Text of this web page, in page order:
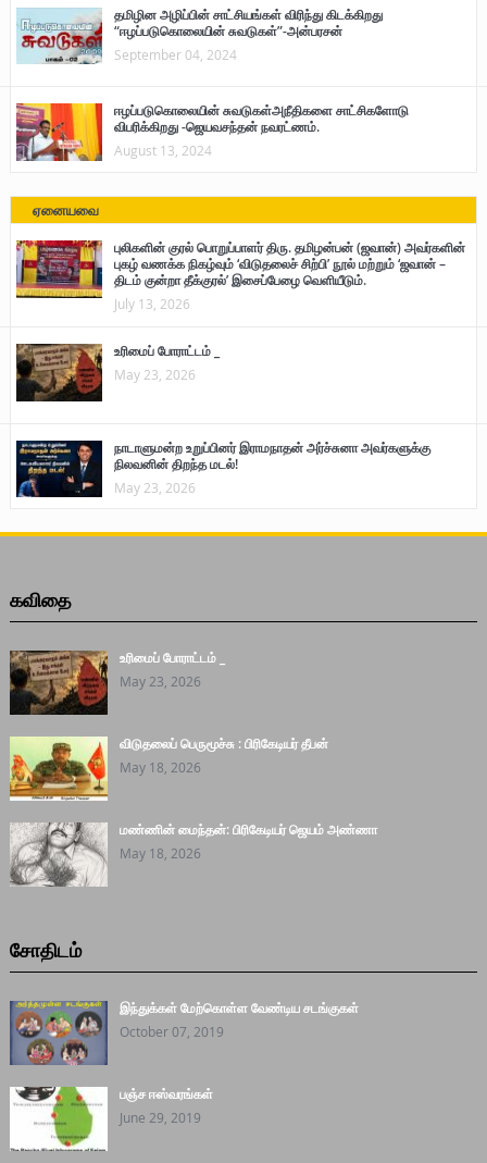
தமிழின அழிப்பின் சாட்சியங்கள் விரிந்து கிடக்கிறது
“ஈழப்படுகொலையின் சுவடுகள்”-அன்பரசன்
September 04, 2024
ஈழப்படுகொலையின் சுவடுகள்அநீதிகளை சாட்சிகளோடு
விபரிக்கிறது -ஜெயவசந்தன் நவரட்ணம்.
August 13, 2024
ஏனையவை
புலிகளின் குரல் பொறுப்பாளர் திரு. தமிழன்பன் (ஜவான்) அவர்களின்
புகழ் வணக்க நிகழ்வும் ‘விடுதலைச் சிற்பி’ நூல் மற்றும் ‘ஜவான் –
திடம் குன்றா தீக்குரல்’ இசைப்பேழை வெளியீடும்.
July 13, 2026
உரிமைப் போராட்டம் _
May 23, 2026
நாடாளுமன்ற உறுப்பினர் இராமநாதன் அர்ச்சுனா அவர்களுக்கு
நிலவனின் திறந்த மடல்!
May 23, 2026
கவிதை
உரிமைப் போராட்டம் _
May 23, 2026
விடுதலைப் பெருமூச்சு : பிரிகேடியர் தீபன்
May 18, 2026
மண்ணின் மைந்தன்: பிரிகேடியர் ஜெயம் அண்ணா
May 18, 2026
சோதிடம்
இந்துக்கள் மேற்கொள்ள வேண்டிய சடங்குகள்
October 07, 2019
பஞ்ச ஈஸ்வரங்கள்
June 29, 2019